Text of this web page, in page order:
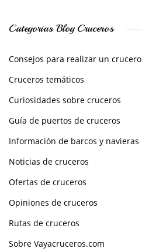
Categorías Blog Cruceros
Consejos para realizar un crucero
Cruceros temáticos
Curiosidades sobre cruceros
Guía de puertos de cruceros
Información de barcos y navieras
Noticias de cruceros
Ofertas de cruceros
Opiniones de cruceros
Rutas de cruceros
Sobre Vayacruceros.com